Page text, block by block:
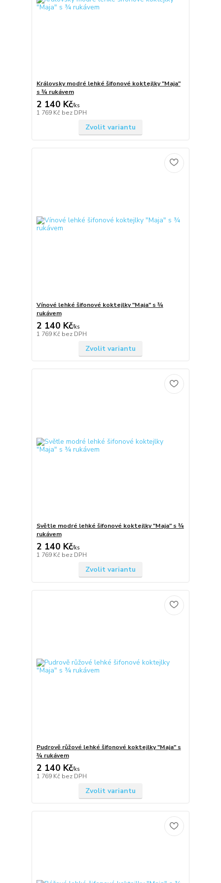
Královsky modré lehké šifonové koktejlky "Maja"
s ¾ rukávem
2 140 Kč/ks
1 769 Kč bez DPH
Zvolit variantu
Vínové lehké šifonové koktejlky "Maja" s ¾
rukávem
2 140 Kč/ks
1 769 Kč bez DPH
Zvolit variantu
Světle modré lehké šifonové koktejlky "Maja" s ¾
rukávem
2 140 Kč/ks
1 769 Kč bez DPH
Zvolit variantu
Pudrově růžové lehké šifonové koktejlky "Maja" s
¾ rukávem
2 140 Kč/ks
1 769 Kč bez DPH
Zvolit variantu